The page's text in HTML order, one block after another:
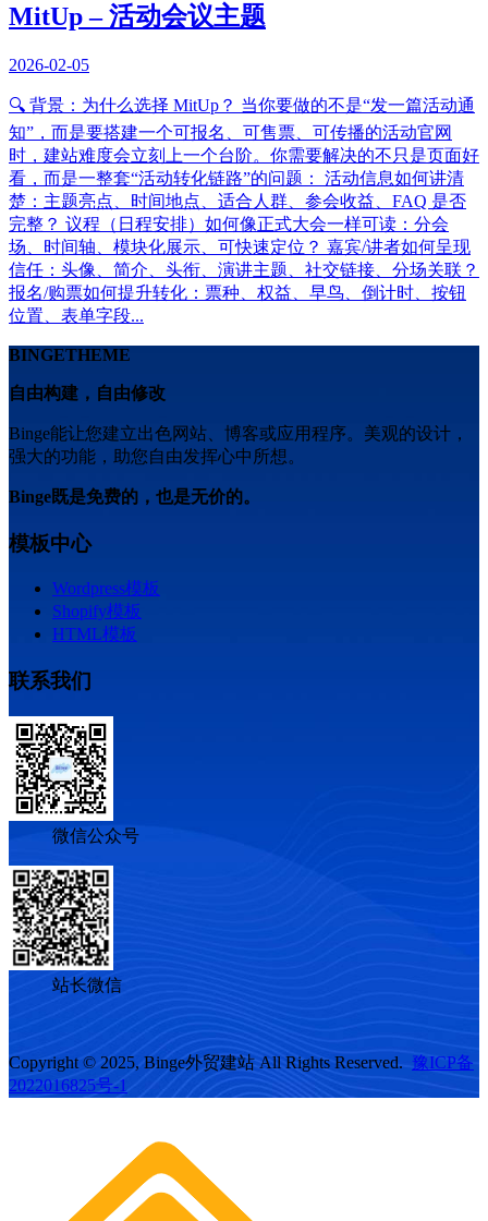
MitUp – 活动会议主题
2026-02-05
🔍 背景：为什么选择 MitUp？ 当你要做的不是“发一篇活动通
知”，而是要搭建一个可报名、可售票、可传播的活动官网
时，建站难度会立刻上一个台阶。你需要解决的不只是页面好
看，而是一整套“活动转化链路”的问题： 活动信息如何讲清
楚：主题亮点、时间地点、适合人群、参会收益、FAQ 是否
完整？ 议程（日程安排）如何像正式大会一样可读：分会
场、时间轴、模块化展示、可快速定位？ 嘉宾/讲者如何呈现
信任：头像、简介、头衔、演讲主题、社交链接、分场关联？
报名/购票如何提升转化：票种、权益、早鸟、倒计时、按钮
位置、表单字段...
BINGETHEME
自由构建，自由修改
Binge能让您建立出色网站、博客或应用程序。美观的设计，
强大的功能，助您自由发挥心中所想。
Binge既是免费的，也是无价的。
模板中心
Wordpress模板
Shopify模板
HTML模板
联系我们
微信公众号
站长微信
Copyright © 2025, Binge外贸建站 All Rights Reserved. 豫ICP备
2022016825号-1